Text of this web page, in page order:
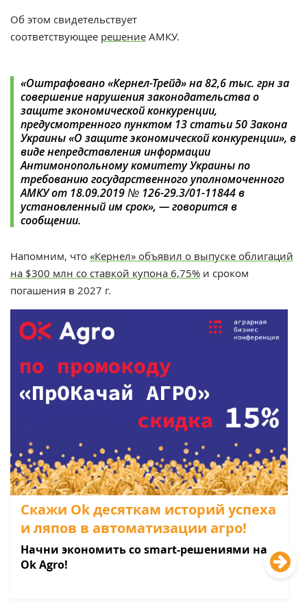
Об этом свидетельствует
соответствующее решение АМКУ.
«Оштрафовано «Кернел-Трейд» на 82,6 тыс. грн за
совершение нарушения законодательства о
защите экономической конкуренции,
предусмотренного пунктом 13 статьи 50 Закона
Украины «О защите экономической конкуренции», в
виде непредставления информации
Антимонопольному комитету Украины по
требованию государственного уполномоченного
АМКУ от 18.09.2019 № 126-29.3/01-11844 в
установленный им срок», — говорится в
сообщении.
Напомним, что «Кернел» объявил о выпуске облигаций
на $300 млн со ставкой купона 6,75% и сроком
погашения в 2027 г.
Скажи Оk десяткам историй успеха
и ляпов в автоматизации агро!
Начни экономить со smart-решениями на
Оk Agro!